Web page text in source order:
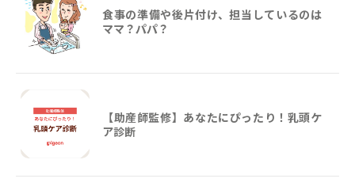
食事の準備や後片付け、担当しているのは
ママ？パパ？
【助産師監修】あなたにぴったり！乳頭ケ
ア診断